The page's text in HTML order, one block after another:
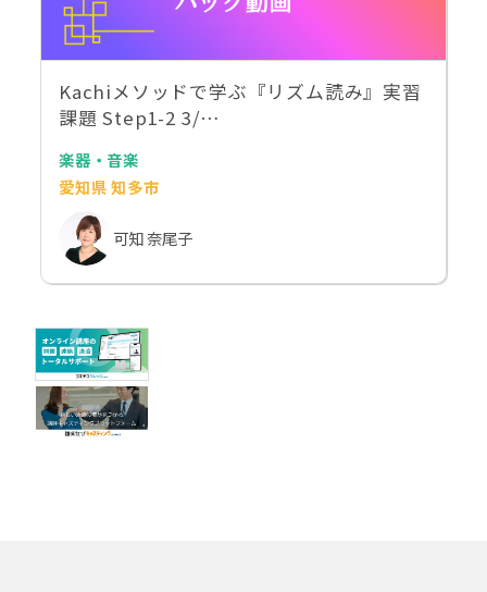
Kachiメソッドで学ぶ『リズム読み』実習
課題 Step1-2 3/…
楽器・音楽
愛知県 知多市
可知 奈尾子